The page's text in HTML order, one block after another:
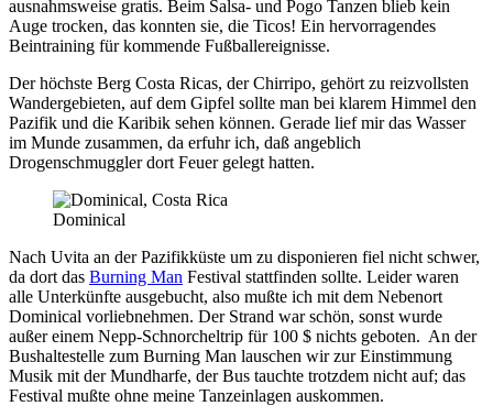
ausnahmsweise gratis. Beim Salsa- und Pogo Tanzen blieb kein
Auge trocken, das konnten sie, die Ticos! Ein hervorragendes
Beintraining für kommende Fußballereignisse.
Der höchste Berg Costa Ricas, der Chirripo, gehört zu reizvollsten
Wandergebieten, auf dem Gipfel sollte man bei klarem Himmel den
Pazifik und die Karibik sehen können. Gerade lief mir das Wasser
im Munde zusammen, da erfuhr ich, daß angeblich
Drogenschmuggler dort Feuer gelegt hatten.
Dominical
Nach Uvita an der Pazifikküste um zu disponieren fiel nicht schwer,
da dort das Burning Man Festival stattfinden sollte. Leider waren
alle Unterkünfte ausgebucht, also mußte ich mit dem Nebenort
Dominical vorliebnehmen. Der Strand war schön, sonst wurde
außer einem Nepp-Schnorcheltrip für 100 $ nichts geboten. An der
Bushaltestelle zum Burning Man lauschen wir zur Einstimmung
Musik mit der Mundharfe, der Bus tauchte trotzdem nicht auf; das
Festival mußte ohne meine Tanzeinlagen auskommen.